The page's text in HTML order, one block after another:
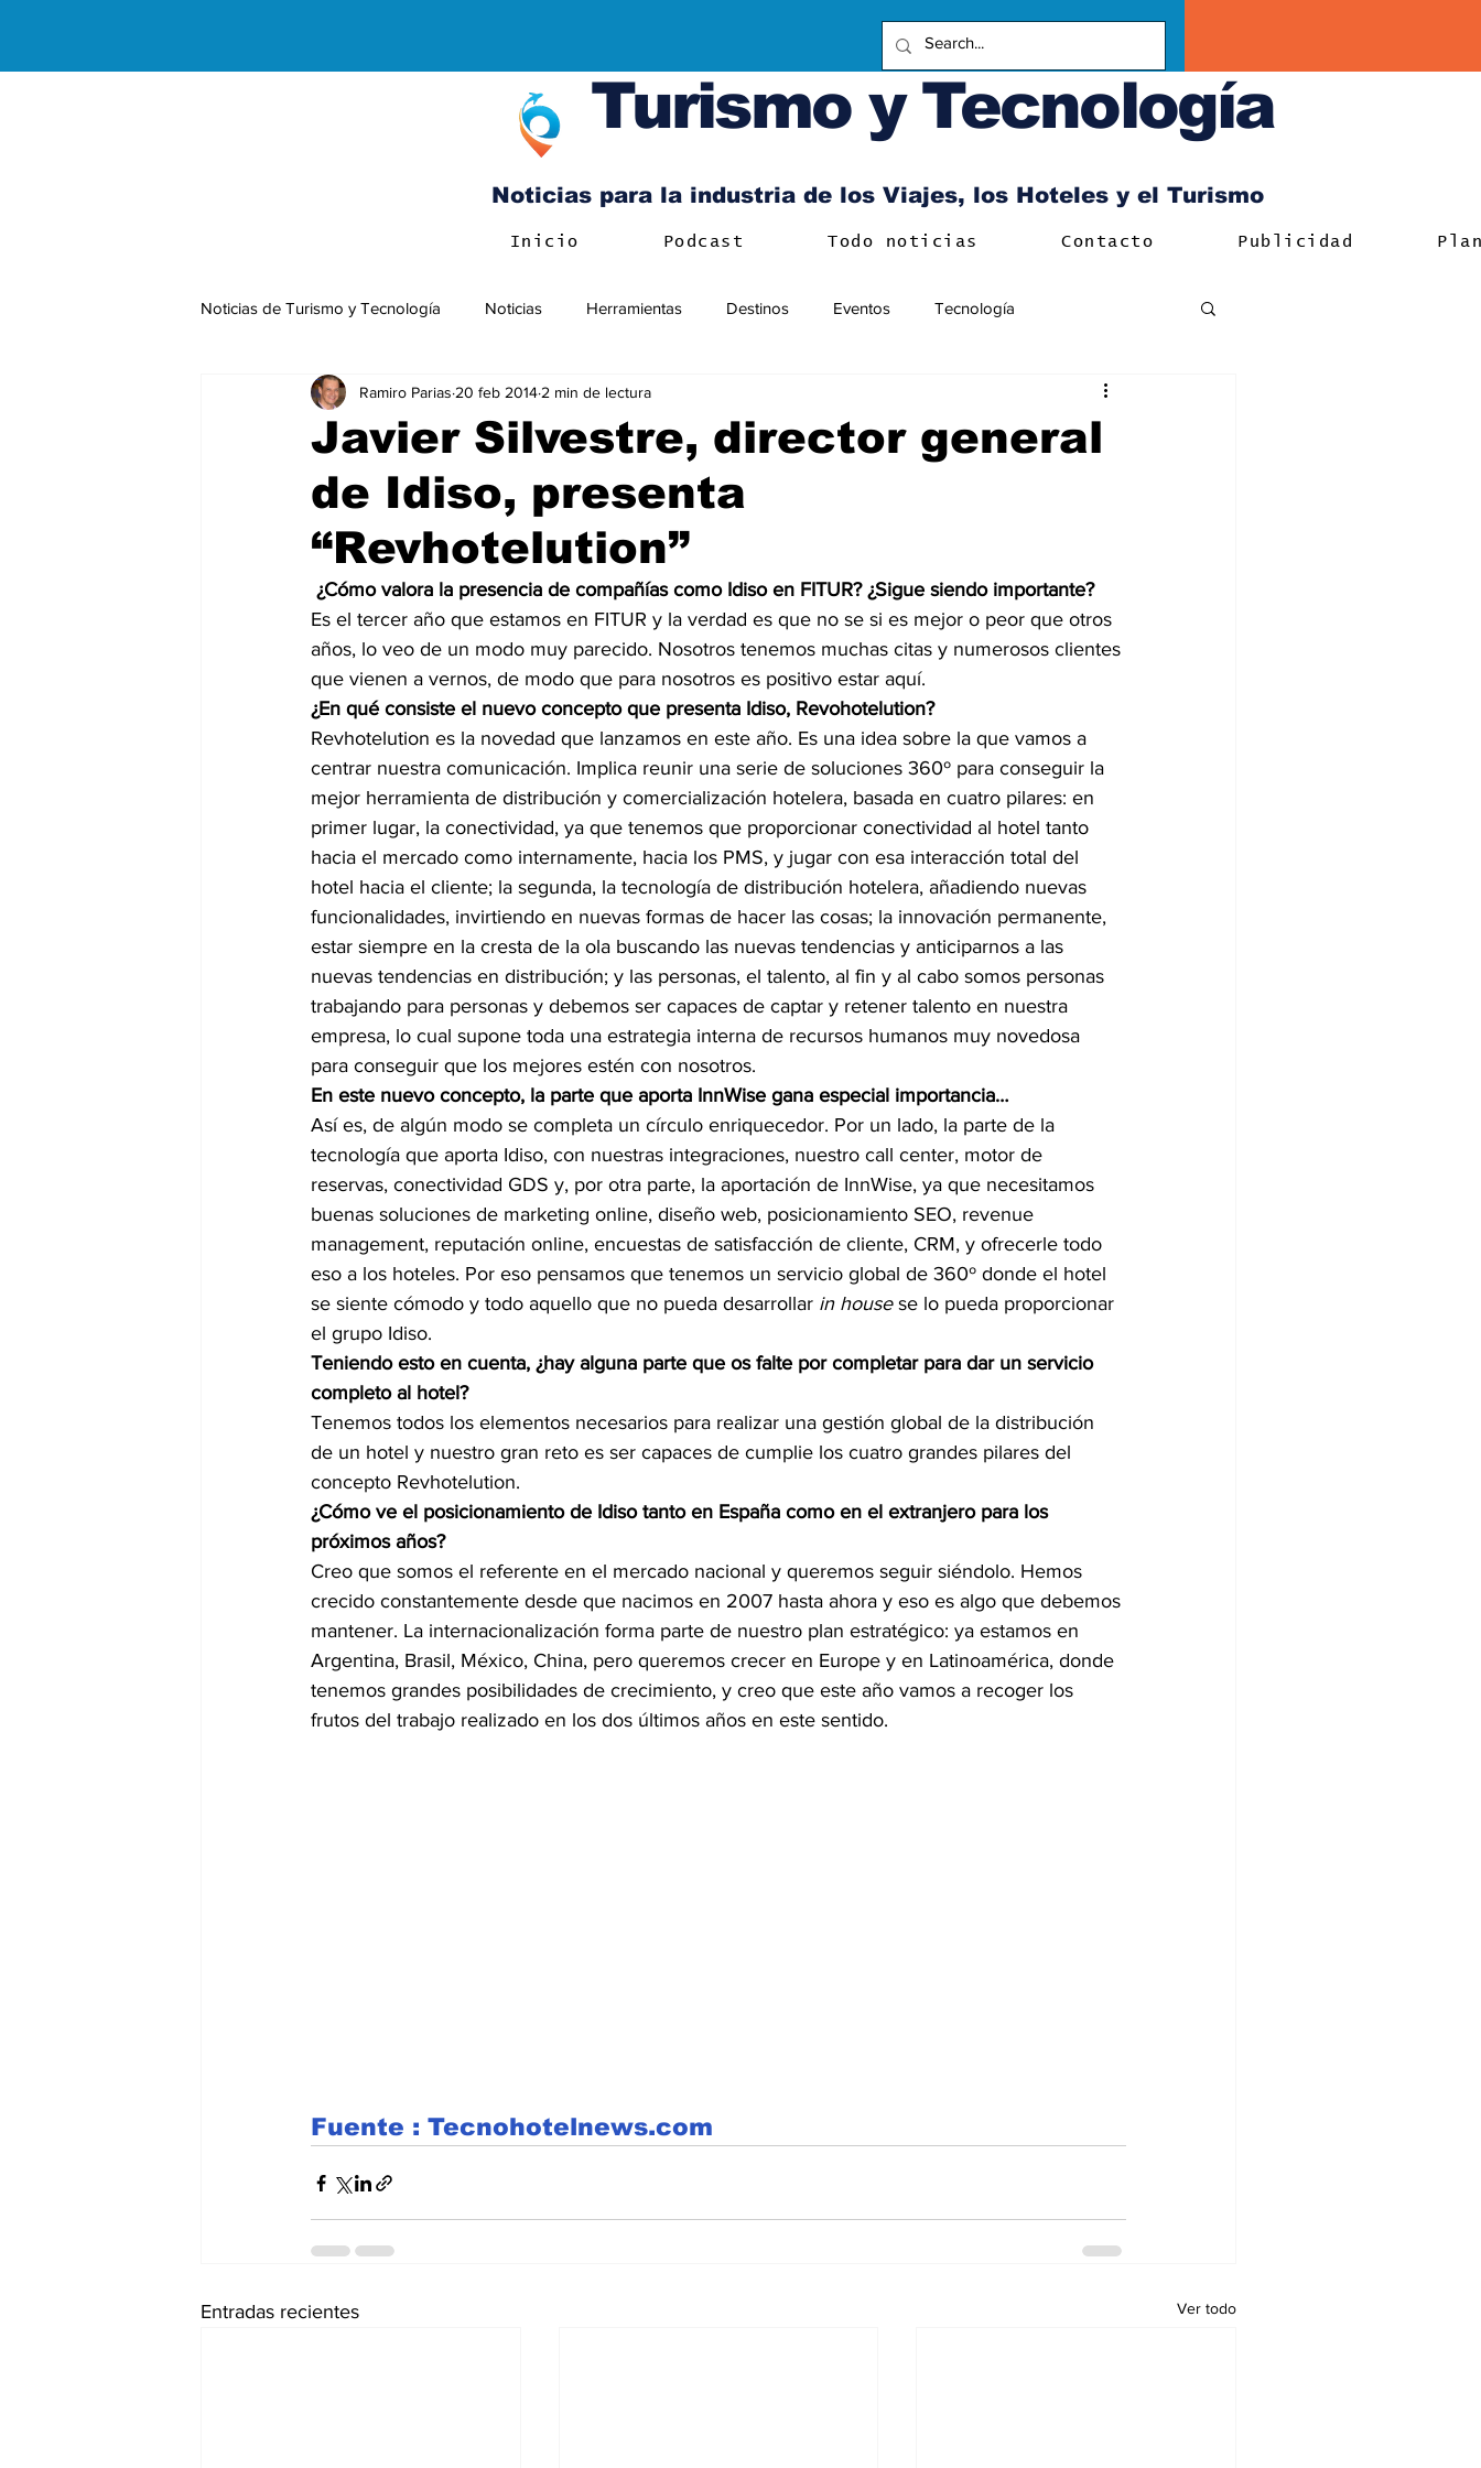
Turismo y Tecnología
Noticias para la industria de los Viajes, los Hoteles y el Turismo
Inicio Podcast Todo noticias Contacto Publicidad
Noticias de Turismo y Tecnología Noticias Herramientas Destinos Eventos Tecnología
Negocios Internacionales
Javier Silvestre, director general
de Idiso, presenta
“Revhotelution”
Ramiro Parias 20 feb 2014 2 min de lectura
¿Cómo valora la presencia de compañías como Idiso en FITUR? ¿Sigue siendo importante?
Es el tercer año que estamos en FITUR y la verdad es que no se si es mejor o peor que otros
años, lo veo de un modo muy parecido. Nosotros tenemos muchas citas y numerosos clientes
que vienen a vernos, de modo que para nosotros es positivo estar aquí.
¿En qué consiste el nuevo concepto que presenta Idiso, Revohotelution?
Revhotelution es la novedad que lanzamos en este año. Es una idea sobre la que vamos a
centrar nuestra comunicación. Implica reunir una serie de soluciones 360º para conseguir la
mejor herramienta de distribución y comercialización hotelera, basada en cuatro pilares: en
primer lugar, la conectividad, ya que tenemos que proporcionar conectividad al hotel tanto
hacia el mercado como internamente, hacia los PMS, y jugar con esa interacción total del
hotel hacia el cliente; la segunda, la tecnología de distribución hotelera, añadiendo nuevas
funcionalidades, invirtiendo en nuevas formas de hacer las cosas; la innovación permanente,
estar siempre en la cresta de la ola buscando las nuevas tendencias y anticiparnos a las
nuevas tendencias en distribución; y las personas, el talento, al fin y al cabo somos personas
trabajando para personas y debemos ser capaces de captar y retener talento en nuestra
empresa, lo cual supone toda una estrategia interna de recursos humanos muy novedosa
para conseguir que los mejores estén con nosotros.
En este nuevo concepto, la parte que aporta InnWise gana especial importancia…
Así es, de algún modo se completa un círculo enriquecedor. Por un lado, la parte de la
tecnología que aporta Idiso, con nuestras integraciones, nuestro call center, motor de
reservas, conectividad GDS y, por otra parte, la aportación de InnWise, ya que necesitamos
buenas soluciones de marketing online, diseño web, posicionamiento SEO, revenue
management, reputación online, encuestas de satisfacción de cliente, CRM, y ofrecerle todo
eso a los hoteles. Por eso pensamos que tenemos un servicio global de 360º donde el hotel
se siente cómodo y todo aquello que no pueda desarrollar in house se lo pueda proporcionar
el grupo Idiso.
Teniendo esto en cuenta, ¿hay alguna parte que os falte por completar para dar un servicio
completo al hotel?
Tenemos todos los elementos necesarios para realizar una gestión global de la distribución
de un hotel y nuestro gran reto es ser capaces de cumplie los cuatro grandes pilares del
concepto Revhotelution.
¿Cómo ve el posicionamiento de Idiso tanto en España como en el extranjero para los
próximos años?
Creo que somos el referente en el mercado nacional y queremos seguir siéndolo. Hemos
crecido constantemente desde que nacimos en 2007 hasta ahora y eso es algo que debemos
mantener. La internacionalización forma parte de nuestro plan estratégico: ya estamos en
Argentina, Brasil, México, China, pero queremos crecer en Europe y en Latinoamérica, donde
tenemos grandes posibilidades de crecimiento, y creo que este año vamos a recoger los
frutos del trabajo realizado en los dos últimos años en este sentido.
Fuente : Tecnohotelnews.com
Entradas recientes Ver todo